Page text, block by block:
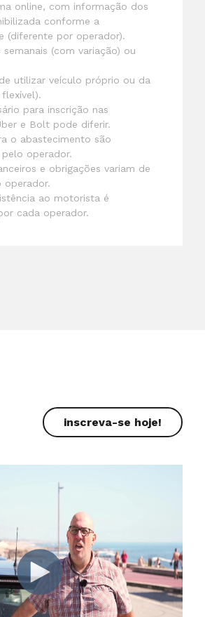
online, com informação dos
conforme a
(diferente por operador).
semanais (com variação) ou
utilizar veículo próprio ou da
para inscrição nas
e Bolt pode diferir.
o abastecimento são
operador.
e obrigações variam de
operador.
ao motorista é
cada operador.
inscreva-se hoje!